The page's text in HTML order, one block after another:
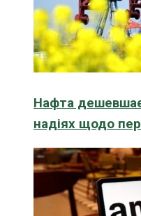
Нафта
надіях щодо